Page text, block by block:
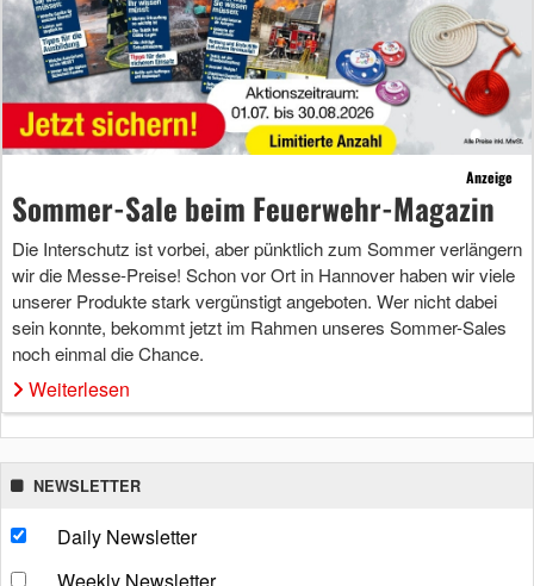
Anzeige
Sommer-Sale beim Feuerwehr-Magazin
Die Interschutz ist vorbei, aber pünktlich zum Sommer verlängern
wir die Messe-Preise! Schon vor Ort in Hannover haben wir viele
unserer Produkte stark vergünstigt angeboten. Wer nicht dabei
sein konnte, bekommt jetzt im Rahmen unseres Sommer-Sales
noch einmal die Chance.
Weiterlesen
NEWSLETTER
Daily Newsletter
Weekly Newsletter